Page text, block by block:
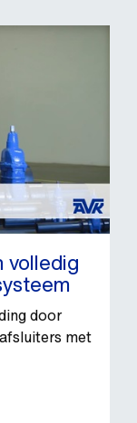
volledig
door
met